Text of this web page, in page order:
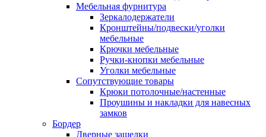
Мебельная фурнитура
Зеркалодержатели
Кронштейны/подвески/уголки
мебельные
Крючки мебельные
Ручки-кнопки мебельные
Уголки мебельные
Сопутствующие товары
Крюки потолочные/настенные
Проушины и накладки для навесных
замков
Бордер
Дверные защелки